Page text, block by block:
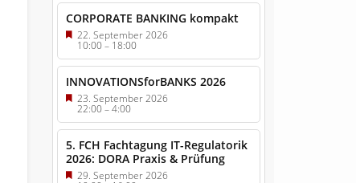
CORPORATE BANKING kompakt
22. September 2026
10:00– 18:00
INNOVATIONSforBANKS 2026
23. September 2026
22:00–4:00
5. FCH Fachtagung IT-Regulatorik
2026: DORA Praxis & Prüfung
29. September 2026